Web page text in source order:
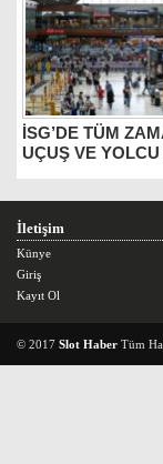
İSG’DE TÜM
UÇUŞ VE
İletişim
Künye
Giriş
Kayıt Ol
© 2017 Slot Haber Tüm